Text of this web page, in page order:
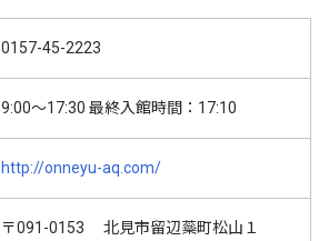
0157-45-2223
9:00～17:30 最終入館時間：17:10
http://onneyu-aq.com/
〒091-0153 北見市留辺蘂町松山１